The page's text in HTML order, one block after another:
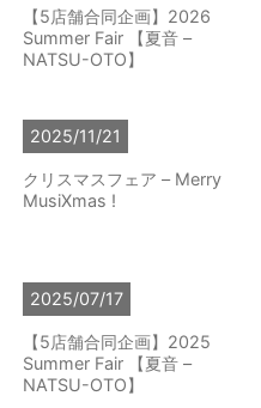
【5店舗合同企画】2026
Summer Fair 【夏音 –
NATSU-OTO】
2025/11/21
クリスマスフェア – Merry
MusiXmas !
2025/07/17
【5店舗合同企画】2025
Summer Fair 【夏音 –
NATSU-OTO】